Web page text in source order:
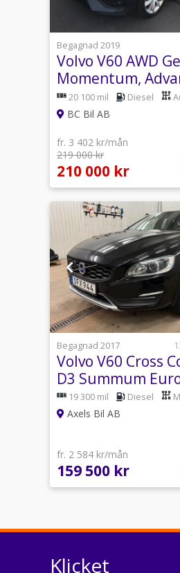
Begagnad 2019
Volvo V60 AWD
Momentum,
Edition Euro 6
20 100 mil Diesel
BC Bil AB
fr. 3 402 kr/mån
219 000 kr
210 000 kr
1
Begagnad 2017
Volvo V60 Cross
D3 Summum
19 300 mil Diesel
Axels Bil AB
fr. 2 584 kr/mån
159 500 kr
Klicket